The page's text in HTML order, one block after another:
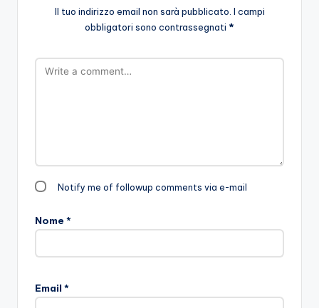
Il tuo indirizzo email non sarà pubblicato. I campi
obbligatori sono contrassegnati *
Notify me of followup comments via e-mail
Nome *
Email *